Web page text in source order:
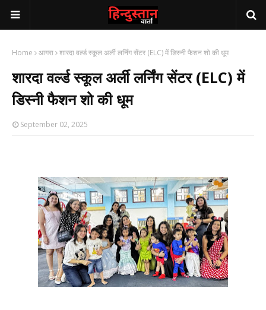
Home आगरा शारदा वर्ल्ड स्कूल अर्ली लर्निंग सेंटर (ELC) में डिस्नी फैशन शो की धूम
शारदा वर्ल्ड स्कूल अर्ली लर्निंग सेंटर (ELC) में
डिस्नी फैशन शो की धूम
September 02, 2025